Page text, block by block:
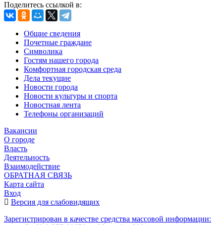
Поделитесь ссылкой в:
Общие сведения
Почетные граждане
Символика
Гостям нашего города
Комфортная городская среда
Дела текущие
Новости города
Новости культуры и спорта
Новостная лента
Телефоны организаций
Вакансии
О городе
Власть
Деятельность
Взаимодействие
ОБРАТНАЯ СВЯЗЬ
Карта сайта
Вход
Версия для слабовидящих
Зарегистрирован в качестве средства массовой информации: